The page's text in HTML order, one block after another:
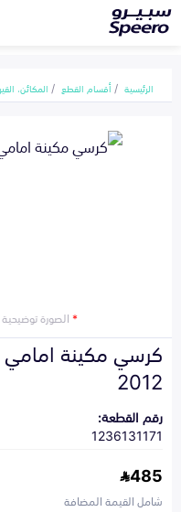
الرئيسية أقسام القطع المكائن،
*الصورة
2012
رقم القطعة:
1236131171
485
شامل القيمة المضافة